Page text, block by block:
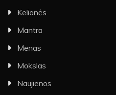
Kelionės
Mantra
Menas
Mokslas
Naujienos